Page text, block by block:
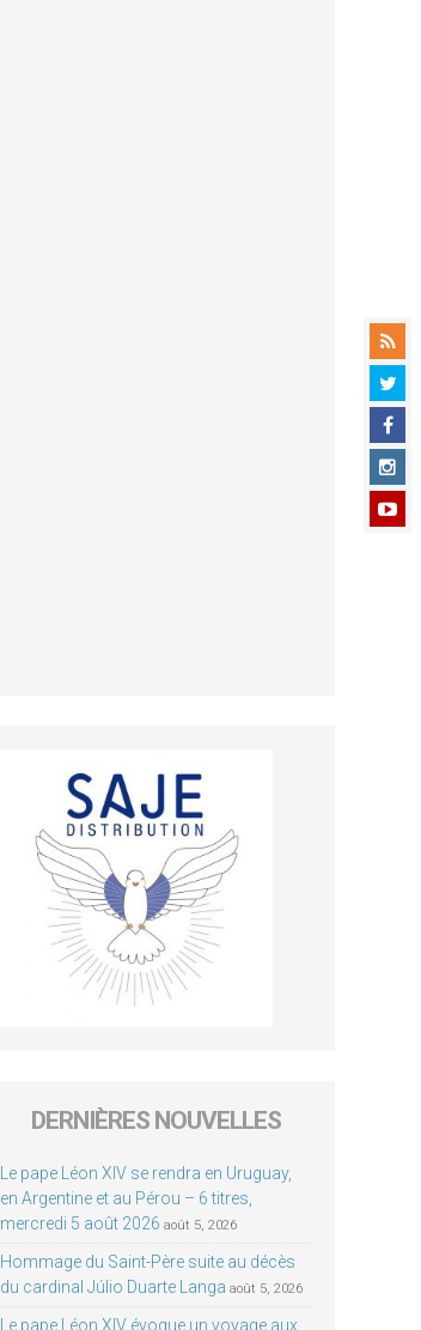
DERNIÈRES NOUVELLES
Le pape Léon XIV se rendra en Uruguay,
en Argentine et au Pérou – 6 titres,
mercredi 5 août 2026 août 5, 2026
Hommage du Saint-Père suite au décès
du cardinal Júlio Duarte Langa août 5, 2026
Le pape Léon XIV évoque un voyage aux